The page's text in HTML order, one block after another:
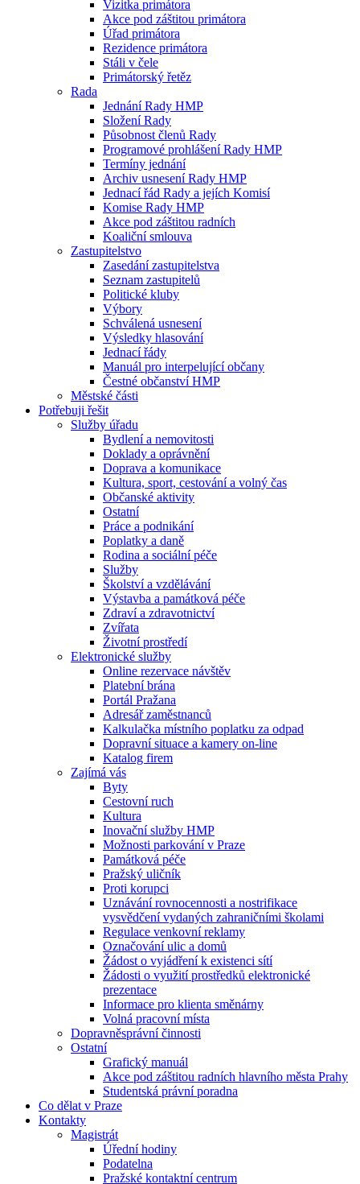
Vizitka primátora
Akce pod záštitou primátora
Úřad primátora
Rezidence primátora
Stáli v čele
Primátorský řetěz
Rada
Jednání Rady HMP
Složení Rady
Působnost členů Rady
Programové prohlášení Rady HMP
Termíny jednání
Archiv usnesení Rady HMP
Jednací řád Rady a jejích Komisí
Komise Rady HMP
Akce pod záštitou radních
Koaliční smlouva
Zastupitelstvo
Zasedání zastupitelstva
Seznam zastupitelů
Politické kluby
Výbory
Schválená usnesení
Výsledky hlasování
Jednací řády
Manuál pro interpelující občany
Čestné občanství HMP
Městské části
Potřebuji řešit
Služby úřadu
Bydlení a nemovitosti
Doklady a oprávnění
Doprava a komunikace
Kultura, sport, cestování a volný čas
Občanské aktivity
Ostatní
Práce a podnikání
Poplatky a daně
Rodina a sociální péče
Služby
Školství a vzdělávání
Výstavba a památková péče
Zdraví a zdravotnictví
Zvířata
Životní prostředí
Elektronické služby
Online rezervace návštěv
Platební brána
Portál Pražana
Adresář zaměstnanců
Kalkulačka místního poplatku za odpad
Dopravní situace a kamery on-line
Katalog firem
Zajímá vás
Byty
Cestovní ruch
Kultura
Inovační služby HMP
Možnosti parkování v Praze
Památková péče
Pražský uličník
Proti korupci
Uznávání rovnocennosti a nostrifikace
vysvědčení vydaných zahraničními školami
Regulace venkovní reklamy
Označování ulic a domů
Žádost o vyjádření k existenci sítí
Žádosti o využití prostředků elektronické
prezentace
Informace pro klienta směnárny
Volná pracovní místa
Dopravněsprávní činnosti
Ostatní
Grafický manuál
Akce pod záštitou radních hlavního města Prahy
Studentská právní poradna
Co dělat v Praze
Kontakty
Magistrát
Úřední hodiny
Podatelna
Pražské kontaktní centrum